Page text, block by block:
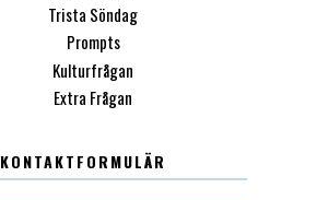
Trista Söndag
Prompts
Kulturfrågan
Extra Frågan
KONTAKTFORMULÄR